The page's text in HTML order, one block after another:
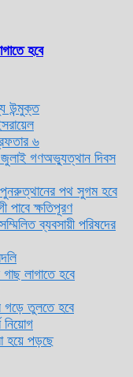
হবে
উন্মুক্ত
৬
জুলাই গণঅভ্যুত্থান দিবস
পুনরুত্থানের পথ সুগম হবে
পাবে ক্ষতিপূরণ
ব্যবসায়ী পরিষদের
গাছ লাগাতে হবে
গড়ে তুলতে হবে
নিয়োগ
হয়ে পড়ছে